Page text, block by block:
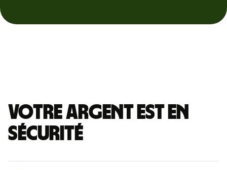
Votre argent est en
sécurité